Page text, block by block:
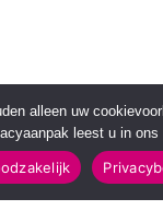
alleen uw
leest u in